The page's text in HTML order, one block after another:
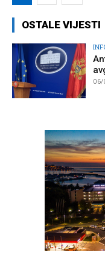
OSTALE VIJESTI
06/